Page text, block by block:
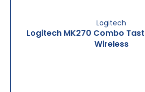
Logitech
Logitech MK270 Combo
Wireless